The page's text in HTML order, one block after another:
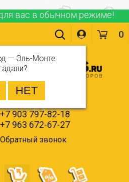
вас в обычном режиме!
— Эль-Монте
+7 903 797-82-18
+7 963 672-67-27
Обратный звонок
0